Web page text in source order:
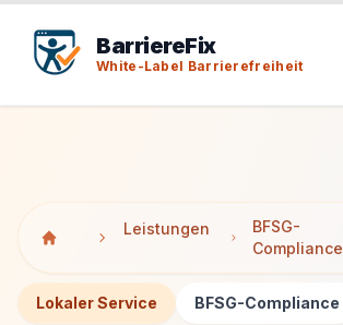
BarriereFix
White-Label Barrierefreiheit
Leistungen
BFSG-
Compliance
Lokaler Service BFSG-Compliance